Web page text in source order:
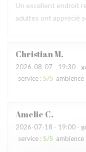
Un excellent endroit
adultes ont apprécié
ChristianM
2026-08-07 - 19:30 -
service : 5/5 ambience
Amelie C
2026-07-18 - 19:00 -
service :5/5 ambience